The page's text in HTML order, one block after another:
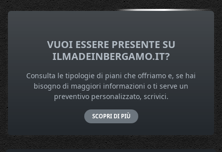
VUOI ESSERE PRESENTE SU
ILMADEINBERGAMO.IT?
Consulta le tipologie di piani che offriamo e, se hai
bisogno di maggiori informazioni o ti serve un
preventivo personalizzato, scrivici.
SCOPRI DI PIÙ